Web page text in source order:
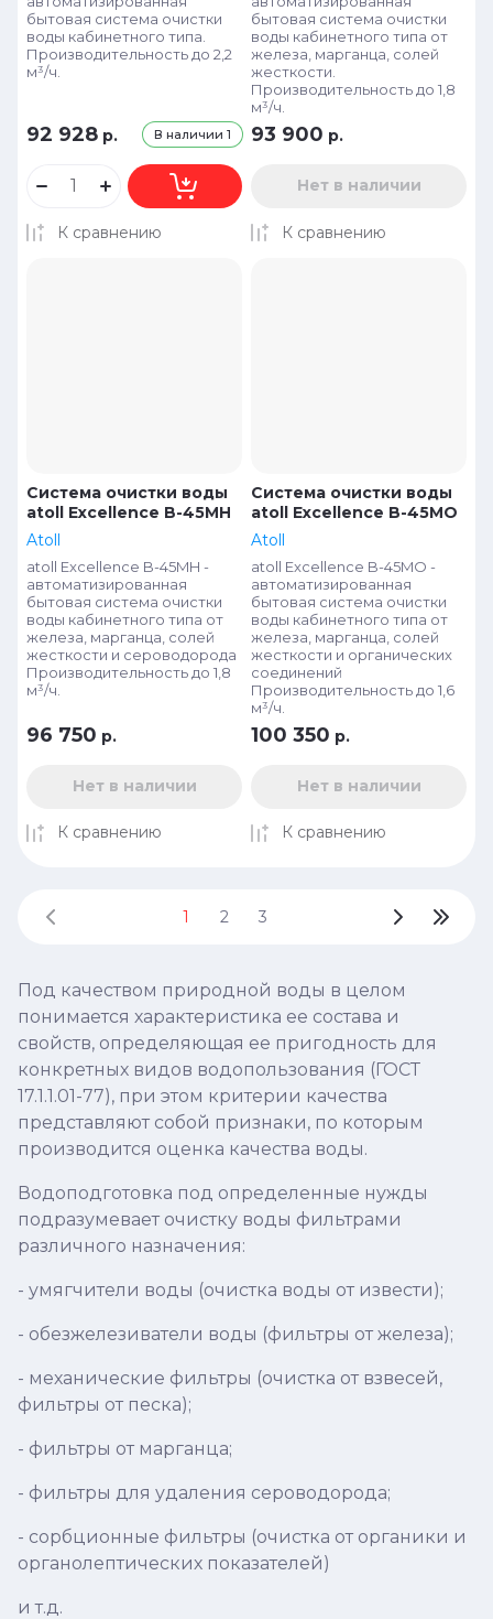
бытовая система очистки
воды кабинетного типа.
Производительность до 2,2
м³/ч.
В наличии 1
92 928 р.
К сравнению
бытовая система очистки
воды кабинетного типа от
железа, марганца, солей
жесткости.
Производительность до 1,8
м³/ч.
93 900 р.
Нет в наличии
К сравнению
Система очистки воды
atoll Excellence B-45MH
Atoll
atoll Excellence B-45MH -
автоматизированная
бытовая система очистки
воды кабинетного типа от
железа, марганца, солей
жесткости и сероводорода
Производительность до 1,8
м³/ч.
96 750 р.
Нет в наличии
К сравнению
Система очистки воды
atoll Excellence B-45MO
Atoll
atoll Excellence B-45MО -
автоматизированная
бытовая система очистки
воды кабинетного типа от
железа, марганца, солей
жесткости и органических
соединений
Производительность до 1,6
м³/ч.
100 350 р.
Нет в наличии
К сравнению
1 2 3
Под качеством природной воды в целом
понимается характеристика ее состава и
свойств, определяющая ее пригодность для
конкретных видов водопользования (ГОСТ
17.1.1.01-77), при этом критерии качества
представляют собой признаки, по которым
производится оценка качества воды.
Водоподготовка под определенные нужды
подразумевает очистку воды фильтрами
различного назначения:
- умягчители воды (очистка воды от извести);
- обезжелезиватели воды (фильтры от железа);
- механические фильтры (очистка от взвесей,
фильтры от песка);
- фильтры от марганца;
- фильтры для удаления сероводорода;
- сорбционные фильтры (очистка от органики и
органолептических показателей)
и т.д.